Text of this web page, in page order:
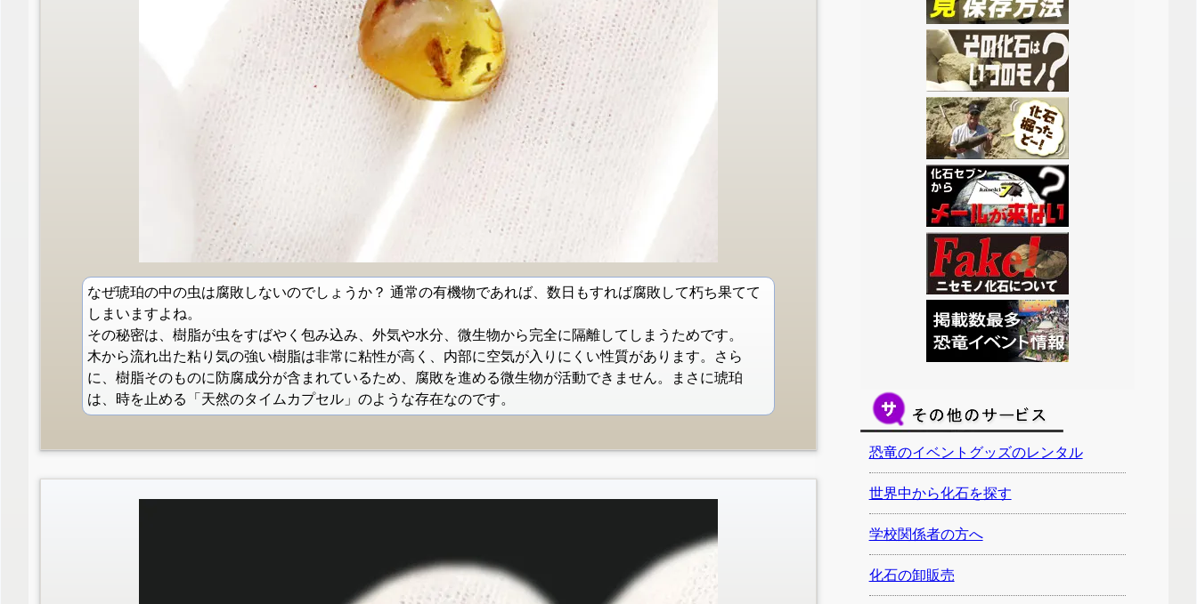
なぜ琥珀の中の虫は腐敗しないのでしょうか？ 通常の有機物であれば、数日もすれば腐敗して朽ち果てて
しまいますよね。
その秘密は、樹脂が虫をすばやく包み込み、外気や水分、微生物から完全に隔離してしまうためです。
木から流れ出た粘り気の強い樹脂は非常に粘性が高く、内部に空気が入りにくい性質があります。さら
に、樹脂そのものに防腐成分が含まれているため、腐敗を進める微生物が活動できません。まさに琥珀
は、時を止める「天然のタイムカプセル」のような存在なのです。
恐竜のイベントグッズのレンタル
世界中から化石を探す
学校関係者の方へ
化石の卸販売